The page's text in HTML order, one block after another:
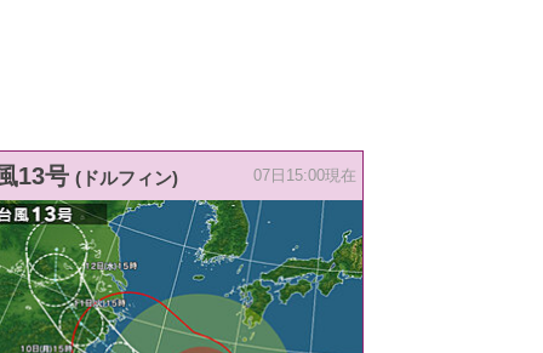
13号 (ドルフィン) 07日15:00現在